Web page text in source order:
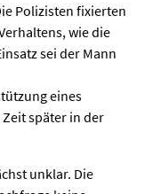
Polizisten fixierten
wie die
sei der Mann
eines
später in der
unklar. Die